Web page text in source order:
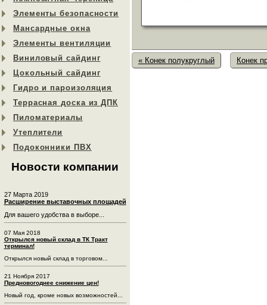
Элементы безопасности
Мансардные окна
Элементы вентиляции
Виниловый сайдинг
Цокольный сайдинг
Гидро и пароизоляция
Террасная доска из ДПК
Пиломатериалы
Утеплители
Подоконники ПВХ
Новости компании
27 Марта 2019
Расширение выставочных площадей
Для вашего удобства в выборе...
07 Мая 2018
Открылся новый склад в ТК Тракт
терминал!
Открылся новый склад в торговом...
21 Ноября 2017
Предновогоднее снижение цен!
Новый год, кроме новых возможностей...
« Конек полукруглый Конек